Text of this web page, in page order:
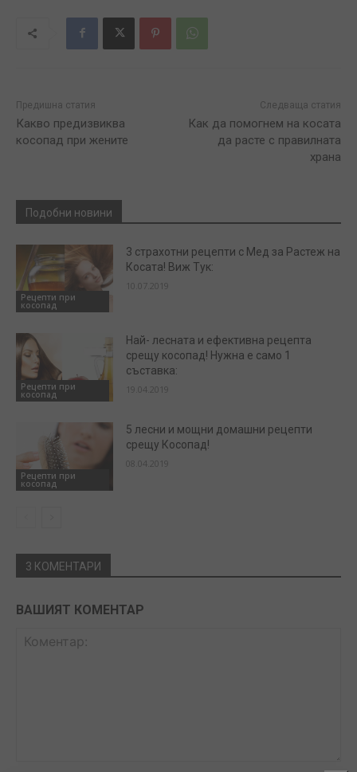
Предишна статия
Какво предизвиква
косопад при жените
Следваща статия
Как да помогнем на косата
да расте с правилната
храна
Подобни новини
Рецепти при
косопад
3 страхотни рецепти с Мед за Растеж на
Косата! Виж Тук:
10.07.2019
Рецепти при
косопад
Най- лесната и ефективна рецепта
срещу косопад! Нужна е само 1
съставка:
19.04.2019
Рецепти при
косопад
5 лесни и мощни домашни рецепти
срещу Косопад!
08.04.2019
3 КОМЕНТАРИ
ВАШИЯТ КОМЕНТАР